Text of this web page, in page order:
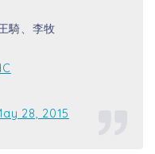
騎、李牧
28, 2015